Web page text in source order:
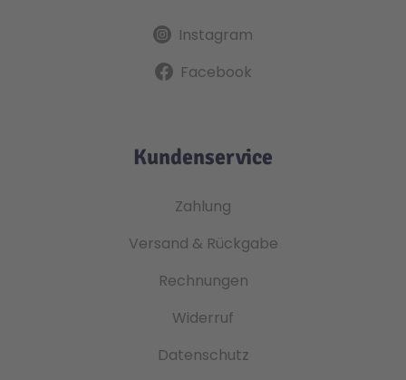
Instagram
Facebook
Kundenservice
Zahlung
Versand & Rückgabe
Rechnungen
Widerruf
Datenschutz